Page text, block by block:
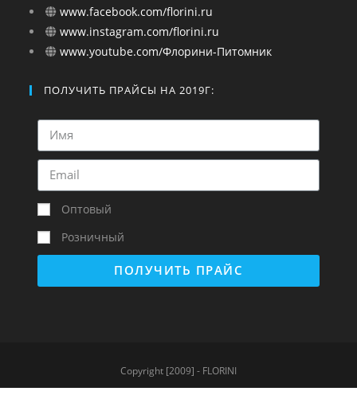
www.facebook.com/florini.ru
www.instagram.com/florini.ru
www.youtube.com/Флорини-Питомник
ПОЛУЧИТЬ ПРАЙСЫ НА 2019Г:
Оптовый
Розничный
ПОЛУЧИТЬ ПРАЙС
Copyright [2009] - FLORINI